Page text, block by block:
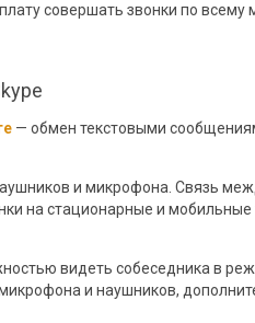
совершать звонки по всему
— обмен текстовыми
и микрофона. Связь
на стационарные и
видеть собеседника в
и наушников,